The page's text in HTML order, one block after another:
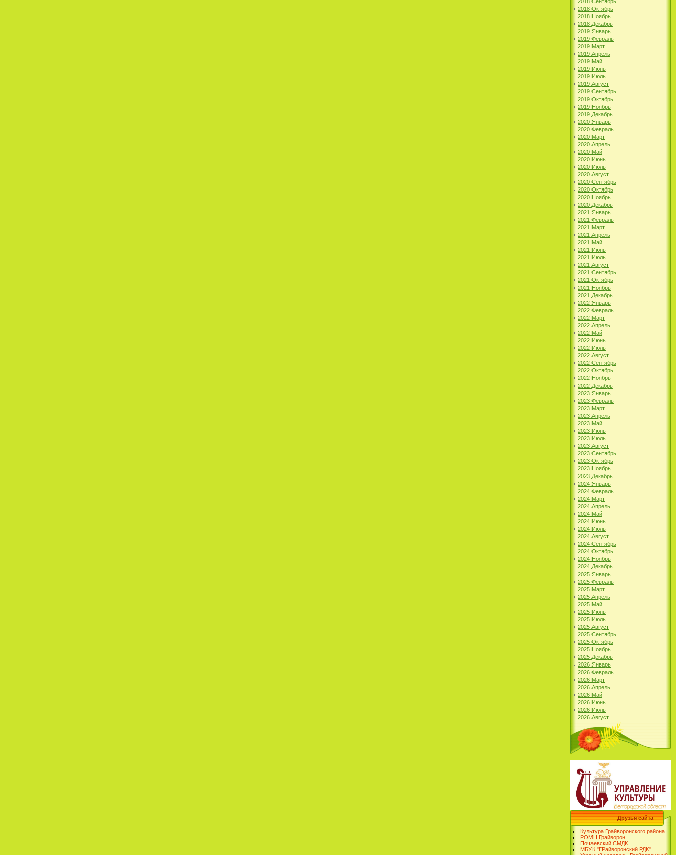
2018 Октябрь
2018 Ноябрь
2018 Декабрь
2019 Январь
2019 Февраль
2019 Март
2019 Апрель
2019 Май
2019 Июнь
2019 Июль
2019 Август
2019 Сентябрь
2019 Октябрь
2019 Ноябрь
2019 Декабрь
2020 Январь
2020 Февраль
2020 Март
2020 Апрель
2020 Май
2020 Июнь
2020 Июль
2020 Август
2020 Сентябрь
2020 Октябрь
2020 Ноябрь
2020 Декабрь
2021 Январь
2021 Февраль
2021 Март
2021 Апрель
2021 Май
2021 Июнь
2021 Июль
2021 Август
2021 Сентябрь
2021 Октябрь
2021 Ноябрь
2021 Декабрь
2022 Январь
2022 Февраль
2022 Март
2022 Апрель
2022 Май
2022 Июнь
2022 Июль
2022 Август
2022 Сентябрь
2022 Октябрь
2022 Ноябрь
2022 Декабрь
2023 Январь
2023 Февраль
2023 Март
2023 Апрель
2023 Май
2023 Июнь
2023 Июль
2023 Август
2023 Сентябрь
2023 Октябрь
2023 Ноябрь
2023 Декабрь
2024 Январь
2024 Февраль
2024 Март
2024 Апрель
2024 Май
2024 Июнь
2024 Июль
2024 Август
2024 Сентябрь
2024 Октябрь
2024 Ноябрь
2024 Декабрь
2025 Январь
2025 Февраль
2025 Март
2025 Апрель
2025 Май
2025 Июнь
2025 Июль
2025 Август
2025 Сентябрь
2025 Октябрь
2025 Ноябрь
2025 Декабрь
2026 Январь
2026 Февраль
2026 Март
2026 Апрель
2026 Май
2026 Июнь
2026 Июль
2026 Август
Друзья сайта
Культура Грайворонского района
РОМЦ Грайворон
Почаевский СМДК
МБУК "ГРайворонский РДК"